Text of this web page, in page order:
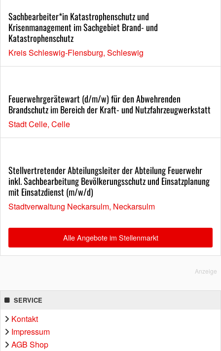
Sachbearbeiter*in Katastrophenschutz und
Krisenmanagement im Sachgebiet Brand- und
Katastrophenschutz
Kreis Schleswig-Flensburg, Schleswig
Feuerwehrgerätewart (d/m/w) für den Abwehrenden
Brandschutz im Bereich der Kraft- und Nutzfahrzeugwerkstatt
Stadt Celle, Celle
Stellvertretender Abteilungsleiter der Abteilung Feuerwehr
inkl. Sachbearbeitung Bevölkerungsschutz und Einsatzplanung
mit Einsatzdienst (m/w/d)
Stadtverwaltung Neckarsulm, Neckarsulm
Alle Angebote im Stellenmarkt
Anzeige
SERVICE
Kontakt
Impressum
AGB Shop